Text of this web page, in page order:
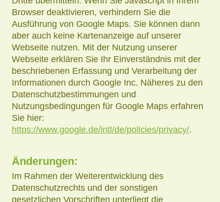
Browser deaktivieren, verhindern Sie die
Ausführung von Google Maps. Sie können dann
aber auch keine Kartenanzeige auf unserer
Webseite nutzen. Mit der Nutzung unserer
Webseite erklären Sie Ihr Einverständnis mit der
beschriebenen Erfassung und Verarbeitung der
Informationen durch Google Inc. Näheres zu den
Datenschutzbestimmungen und
Nutzungsbedingungen für Google Maps erfahren
Sie hier:
https://www.google.de/intl/de/policies/privacy/.
Änderungen:
Im Rahmen der Weiterentwicklung des
Datenschutzrechts und der sonstigen
gesetzlichen Vorschriften unterliegt die